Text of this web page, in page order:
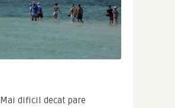
Mai dificil decat pare